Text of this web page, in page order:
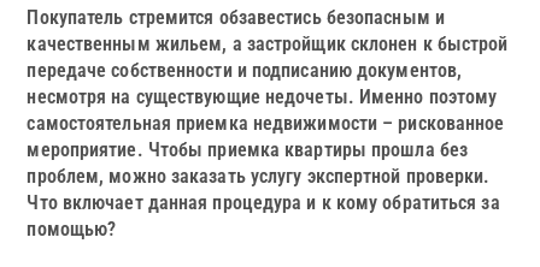
Покупатель стремится обзавестись безопасным и
качественным жильем, а застройщик склонен к быстрой
передаче собственности и подписанию документов,
несмотря на существующие недочеты. Именно поэтому
самостоятельная приемка недвижимости – рискованное
мероприятие. Чтобы приемка квартиры прошла без
проблем, можно заказать услугу экспертной проверки.
Что включает данная процедура и к кому обратиться за
помощью?